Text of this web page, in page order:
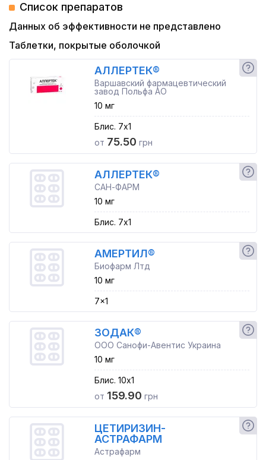
Список препаратов
Данных об эффективности не представлено
Таблетки, покрытые оболочкой
АЛЛЕРТЕК®
Варшавский фармацевтический
завод Польфа АО
10 мг
Блис. 7x1
от 75.50 грн
АЛЛЕРТЕК®
САН-ФАРМ
10 мг
Блис. 7x1
АМЕРТИЛ®
Биофарм Лтд
10 мг
7x1
ЗОДАК®
ООО Санофи-Авентис Украина
10 мг
Блис. 10x1
от 159.90 грн
ЦЕТИРИЗИН-
АСТРАФАРМ
Астрафарм